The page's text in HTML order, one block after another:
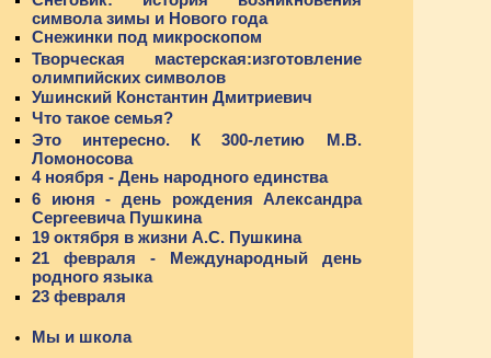
символа зимы и Нового года
Снежинки под микроскопом
Творческая мастерская:изготовление
олимпийских символов
Ушинский Константин Дмитриевич
Что такое семья?
Это интересно. К 300-летию М.В.
Ломоносова
4 ноября - День народного единства
6 июня - день рождения Александра
Сергеевича Пушкина
19 октября в жизни А.С. Пушкина
21 февраля - Международный день
родного языка
23 февраля
Мы и школа